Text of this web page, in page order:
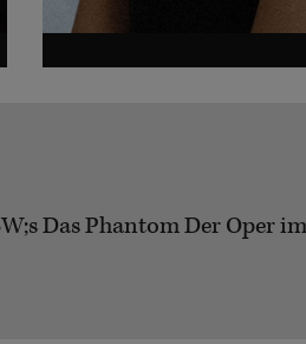
Das Phantom Der Oper